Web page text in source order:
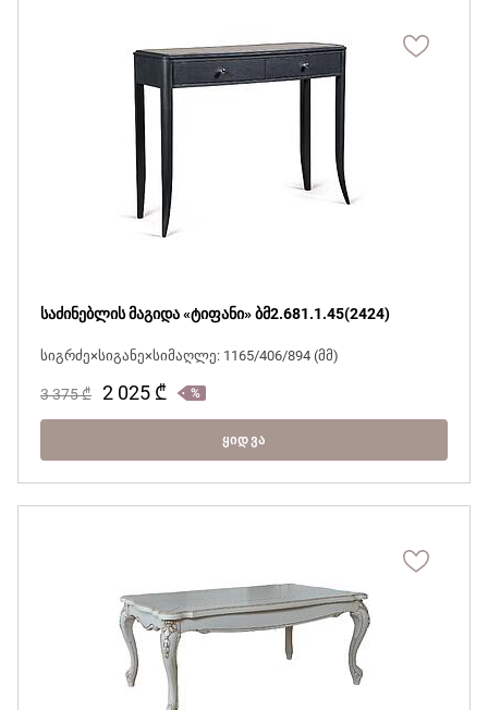
საძინებლის მაგიდა «ტიფანი» ბმ2.681.1.45(2424)
სიგრძე×სიგანე×სიმაღლე: 1165/406/894 (მმ)
3 375₾ 2 025 ₾
ᲧᲘᲓᲕᲐ